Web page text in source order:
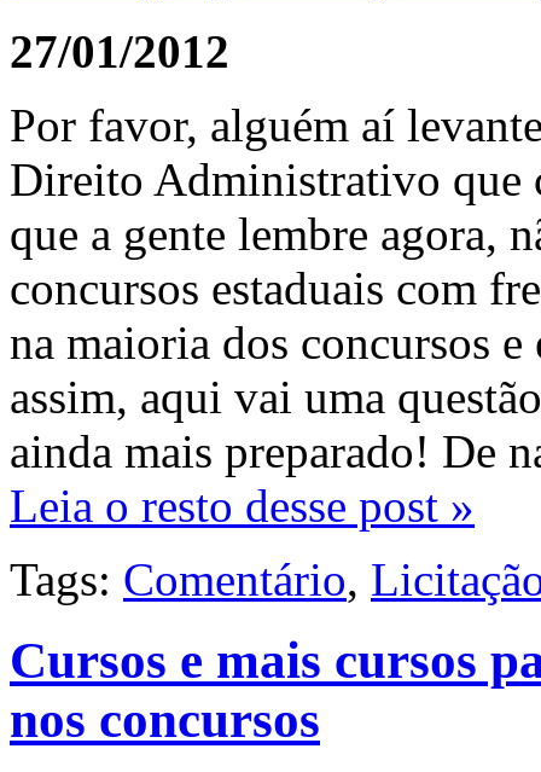
27/01/2012
Por favor, alguém aí
Direito Administrativo que
que a gente lembre agora,
concursos estaduais com
na maioria dos concursos e
assim, aqui vai uma
ainda mais preparado! De
Leia o resto desse post »
Tags: Comentário,
Cursos e mais cursos
nos concursos